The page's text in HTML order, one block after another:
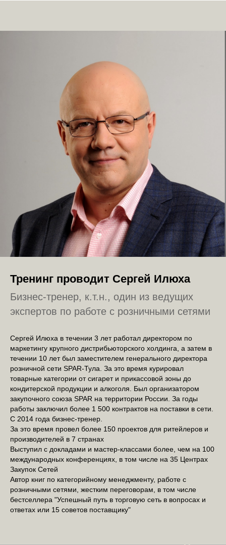
Тренинг проводит Сергей Илюха
Бизнес-тренер, к.т.н., один из ведущих
экспертов по работе с розничными сетями
Сергей Илюха в течении 3 лет работал директором по
маркетингу крупного дистрибьюторского холдинга, а затем в
течении 10 лет был заместителем генерального директора
розничной сети SPAR-Тула. За это время курировал
товарные категории от сигарет и прикассовой зоны до
кондитерской продукции и алкоголя. Был организатором
закупочного союза SPAR на территории России. За годы
работы заключил более 1 500 контрактов на поставки в сети.
С 2014 года бизнес-тренер.
За это время провел более 150 проектов для ритейлеров и
производителей в 7 странах
Выступил с докладами и мастер-классами более, чем на 100
международных конференциях, в том числе на 35 Центрах
Закупок Сетей
Автор книг по категорийному менеджменту, работе с
розничными сетями, жестким переговорам, в том числе
бестселлера "Успешный путь в торговую сеть в вопросах и
ответах или 15 советов поставщику"